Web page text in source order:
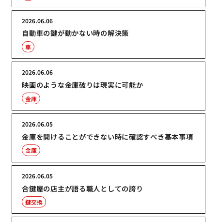
自動車の鍵が動かない時の解決策
2026.06.06
車
映画のような金庫破りは現実に可能か
2026.06.06
金庫
金庫を開けることができない時に確認すべき基本事項
2026.06.05
金庫
合鍵屋の店主が語る職人としての誇り
2026.06.05
鍵交換